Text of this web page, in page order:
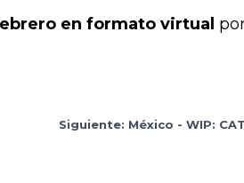
en formato virtual
Siguiente: México - WIP: